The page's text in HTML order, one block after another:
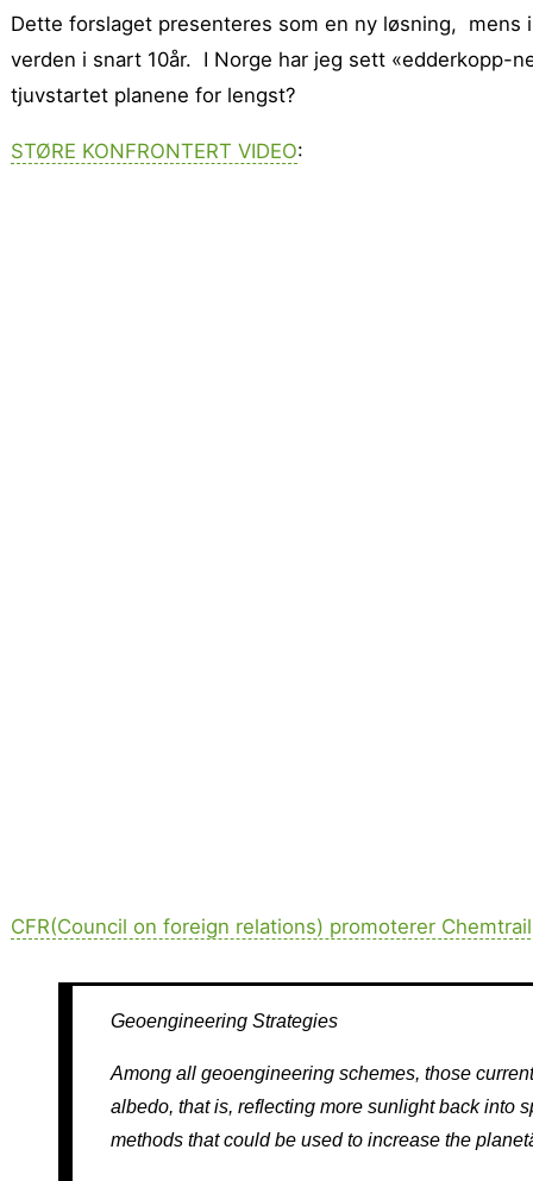
Dette forslaget presenteres som en ny løsning,
verden i snart 10år. I Norge har jeg sett «edderkopp-
tjuvstartet planene for lengst?
STØRE KONFRONTERT VIDEO:
CFR(Council on foreign relations) promoterer
Geoengineering Strategies
Among all geoengineering schemes, those
albedo, that is, reflecting more sunlight back into
methods that could be used to increase the